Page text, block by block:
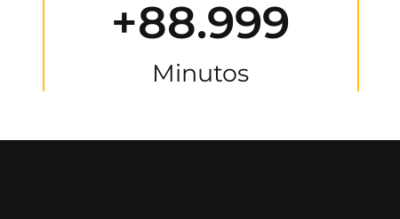
+88.999
Minutos